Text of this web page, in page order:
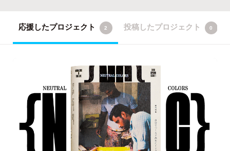
応援したプロジェクト 2 投稿したプロジェクト 0